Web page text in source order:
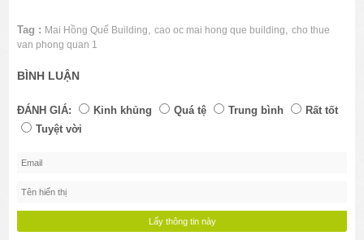
Tag : Mai Hồng Quế Building ,cao oc mai hong que building ,cho thue
van phong quan 1
BÌNH LUẬN
ĐÁNH GIÁ: Kinh khủng Quá tệ Trung bình
Rất tốt
Tuyệt vời